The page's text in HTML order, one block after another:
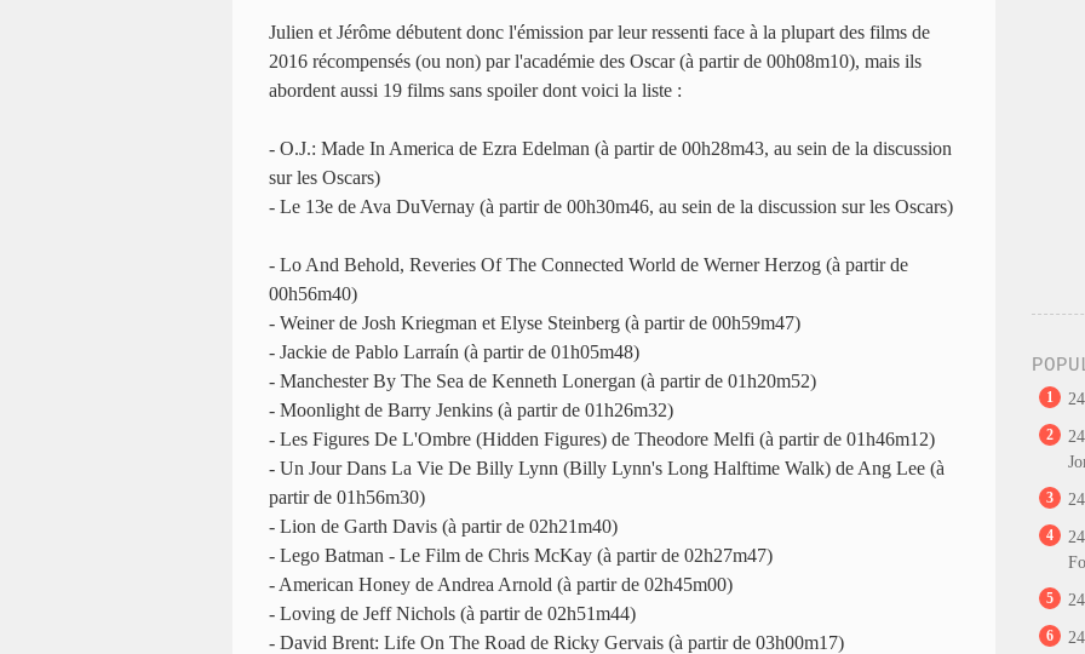
Julien et Jérôme débutent donc l'émission par leur ressenti face à la plupart des films de
2016 récompensés (ou non) par l'académie des Oscar (à partir de 00h08m10), mais ils
abordent aussi 19 films sans spoiler dont voici la liste :
- O.J.: Made In America de Ezra Edelman (à partir de 00h28m43, au sein de la discussion
sur les Oscars)
- Le 13e de Ava DuVernay (à partir de 00h30m46, au sein de la discussion sur les Oscars)
- Lo And Behold, Reveries Of The Connected World de Werner Herzog (à partir de
00h56m40)
- Weiner de Josh Kriegman et Elyse Steinberg (à partir de 00h59m47)
- Jackie de Pablo Larraín (à partir de 01h05m48)
- Manchester By The Sea de Kenneth Lonergan (à partir de 01h20m52)
- Moonlight de Barry Jenkins (à partir de 01h26m32)
- Les Figures De L'Ombre (Hidden Figures) de Theodore Melfi (à partir de 01h46m12)
- Un Jour Dans La Vie De Billy Lynn (Billy Lynn's Long Halftime Walk) de Ang Lee (à
partir de 01h56m30)
- Lion de Garth Davis (à partir de 02h21m40)
- Lego Batman - Le Film de Chris McKay (à partir de 02h27m47)
- American Honey de Andrea Arnold (à partir de 02h45m00)
- Loving de Jeff Nichols (à partir de 02h51m44)
- David Brent: Life On The Road de Ricky Gervais (à partir de 03h00m17)
1
2
3
4
5
6